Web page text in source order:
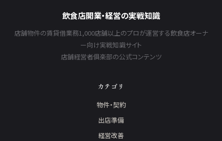
飲食店開業・経営の実戦知識
店舗物件の賃貸借業務1,000店舗以上のプロが運営する飲食店オーナ
ー向け実戦知識サイト
店舗経営者俱楽部の公式コンテンツ
カテゴリ
物件・契約
出店準備
経営改善